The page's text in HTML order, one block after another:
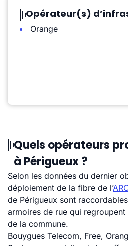
Opérateur(s)
Orange
Quels opérateurs
à Périgueux ?
Selon les données du dernier
déploiement de la fibre de l’
de Périgueux sont
armoires de rue qui regroupent
de la commune.
Bouygues Telecom, Free,